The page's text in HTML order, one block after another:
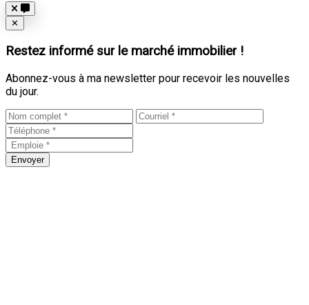
Close
✕
Restez informé sur le marché immobilier !
Abonnez-vous à ma newsletter pour recevoir les nouvelles
du jour.
Envoyer